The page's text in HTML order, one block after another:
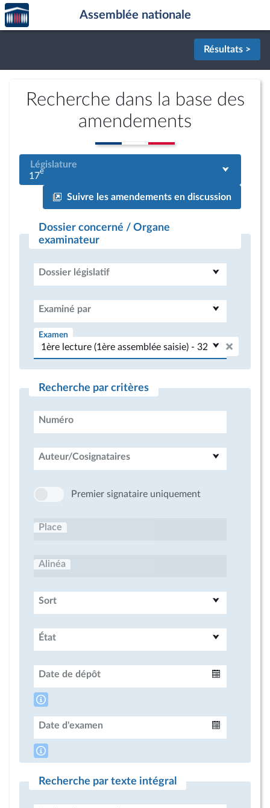
Aller au contenu
Aller en bas de la page
Accèder
à la
page
Assemblée nationale
Résultats >
Recherche dans la base des
amendements
Législature
17e
Suivre les amendements en discussion
Dossier concerné / Organe
examinateur
Dossier législatif
Examiné par
Examen
Recherche par critères
Numéro
Auteur/Cosignataires
Premier signataire uniquement
Place
Alinéa
Sort
État
Date de dépôt
Date d'examen
Recherche par texte intégral